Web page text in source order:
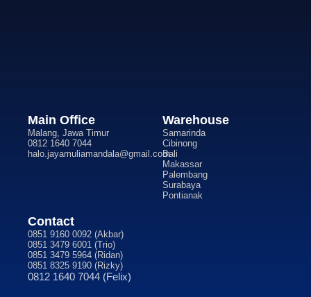
Main Office
Malang, Jawa Timur
0812 1640 7044
halo.jayamuliamandala@gmail.com
Warehouse
Samarinda
Cibinong
Bali
Makassar
Palembang
Surabaya
Pontianak
Contact
0851 9160 0092 (Akbar)
0851 3479 6001 (Trio)
0851 3479 5964 (Ridan)
0851 8325 9190 (Rizky)
0812 1640 7044 (Felix)